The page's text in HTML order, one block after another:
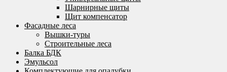
Шарнирные щиты
Щит компенсатор
Фасадные леса
Вышки-туры
Строительные леса
Балка БДК
Эмульсол